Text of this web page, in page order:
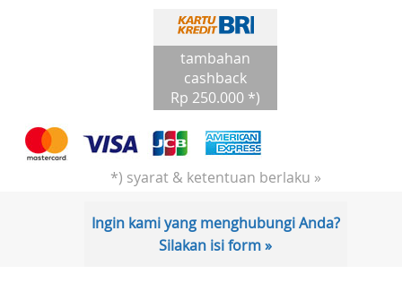
tambahan
cashback
Rp 250.000 *)
*) syarat & ketentuan berlaku »
Ingin kami yang menghubungi Anda?
Silakan isi form »